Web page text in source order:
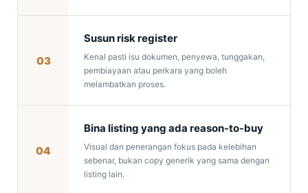
03
Susun risk register
Kenal pasti isu dokumen, penyewa, tunggakan,
pembiayaan atau perkara yang boleh
melambatkan proses.
04
Bina listing yang ada reason-to-buy
Visual dan penerangan fokus pada kelebihan
sebenar, bukan copy generik yang sama dengan
listing lain.